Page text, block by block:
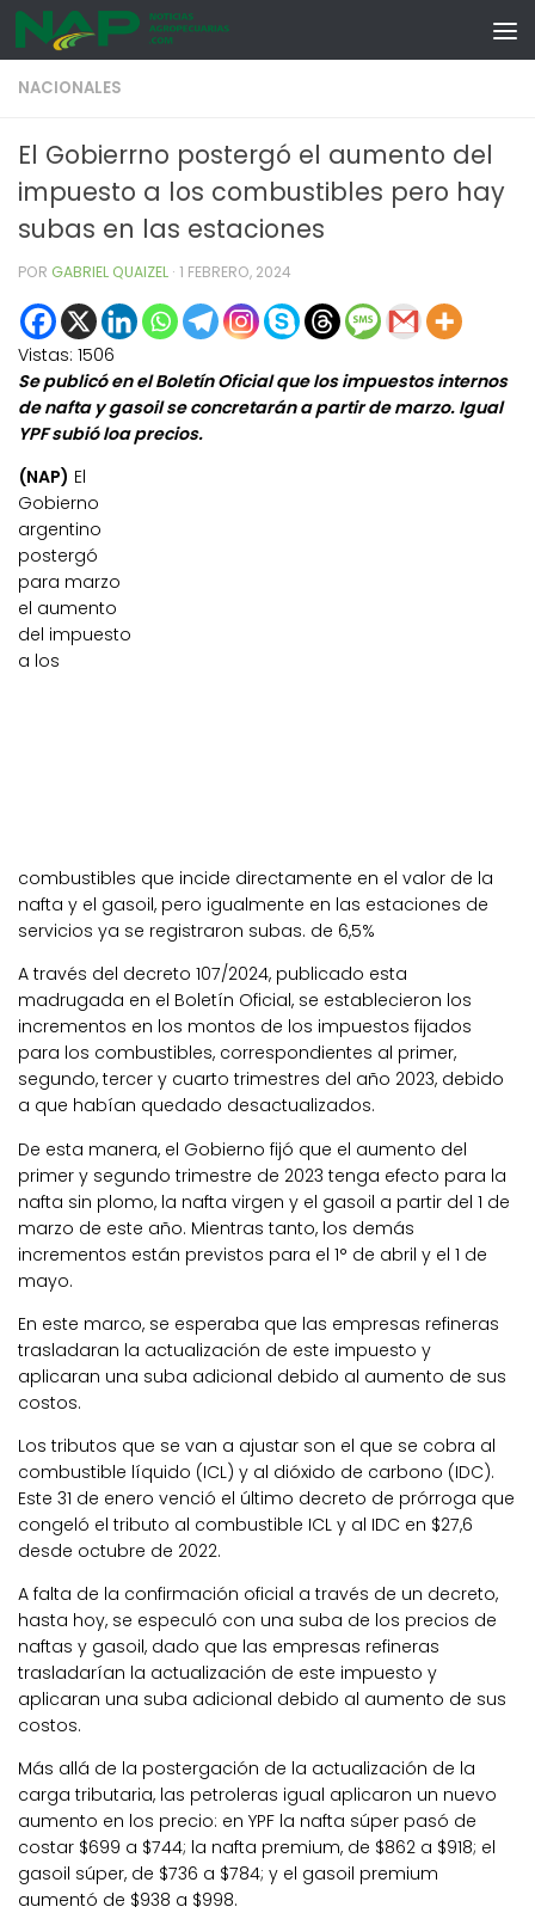
Skip to content
NACIONALES
El Gobierrno postergó el aumento del
impuesto a los combustibles pero hay
subas en las estaciones
POR GABRIEL QUAIZEL · 1 FEBRERO, 2024
Vistas: 1506
Se publicó en el Boletín Oficial que los impuestos internos
de nafta y gasoil se concretarán a partir de marzo. Igual
YPF subió loa precios.
(NAP) El
Gobierno
argentino
postergó
para marzo
el aumento
del impuesto
a los
combustibles que incide directamente en el valor de la
nafta y el gasoil, pero igualmente en las estaciones de
servicios ya se registraron subas. de 6,5%
A través del decreto 107/2024, publicado esta
madrugada en el Boletín Oficial, se establecieron los
incrementos en los montos de los impuestos fijados
para los combustibles, correspondientes al primer,
segundo, tercer y cuarto trimestres del año 2023, debido
a que habían quedado desactualizados.
De esta manera, el Gobierno fijó que el aumento del
primer y segundo trimestre de 2023 tenga efecto para la
nafta sin plomo, la nafta virgen y el gasoil a partir del 1 de
marzo de este año. Mientras tanto, los demás
incrementos están previstos para el 1° de abril y el 1 de
mayo.
En este marco, se esperaba que las empresas refineras
trasladaran la actualización de este impuesto y
aplicaran una suba adicional debido al aumento de sus
costos.
Los tributos que se van a ajustar son el que se cobra al
combustible líquido (ICL) y al dióxido de carbono (IDC).
Este 31 de enero venció el último decreto de prórroga que
congeló el tributo al combustible ICL y al IDC en $27,6
desde octubre de 2022.
A falta de la confirmación oficial a través de un decreto,
hasta hoy, se especuló con una suba de los precios de
naftas y gasoil, dado que las empresas refineras
trasladarían la actualización de este impuesto y
aplicaran una suba adicional debido al aumento de sus
costos.
Más allá de la postergación de la actualización de la
carga tributaria, las petroleras igual aplicaron un nuevo
aumento en los precio: en YPF la nafta súper pasó de
costar $699 a $744; la nafta premium, de $862 a $918; el
gasoil súper, de $736 a $784; y el gasoil premium
aumentó de $938 a $998.